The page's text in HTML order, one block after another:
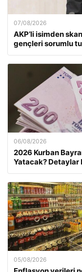
07/08/2026
AKP’li isimden
gençleri sorumlu
06/08/2026
2026 Kurban
Yatacak? Detaylar
05/08/2026